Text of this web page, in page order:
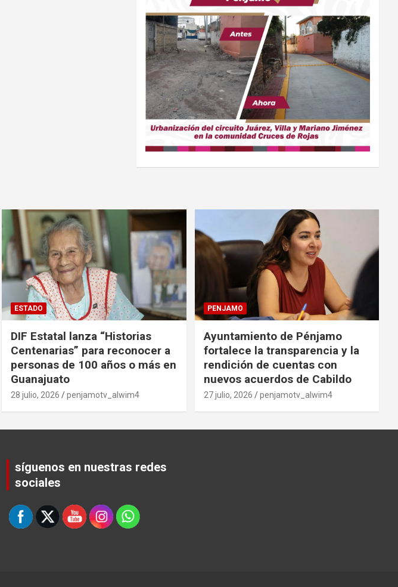
ESTADO
DIF Estatal lanza “Historias
Centenarias” para reconocer a
personas de 100 años o más en
Guanajuato
28 julio, 2026 penjamotv_alwim4
PENJAMO
Ayuntamiento de Pénjamo
fortalece la transparencia y la
rendición de cuentas con
nuevos acuerdos de Cabildo
27 julio, 2026 penjamotv_alwim4
síguenos en nuestras redes
socialesSet Youtube Channel ID